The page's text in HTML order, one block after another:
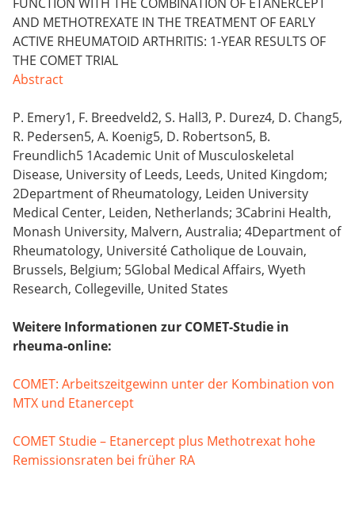
FUNCTION WITH THE COMBINATION OF ETANERCEPT
AND METHOTREXATE IN THE TREATMENT OF EARLY
ACTIVE RHEUMATOID ARTHRITIS: 1-YEAR RESULTS OF
THE COMET TRIAL
Abstract
P. Emery1, F. Breedveld2, S. Hall3, P. Durez4, D. Chang5,
R. Pedersen5, A. Koenig5, D. Robertson5, B.
Freundlich5 1Academic Unit of Musculoskeletal
Disease, University of Leeds, Leeds, United Kingdom;
2Department of Rheumatology, Leiden University
Medical Center, Leiden, Netherlands; 3Cabrini Health,
Monash University, Malvern, Australia; 4Department of
Rheumatology, Université Catholique de Louvain,
Brussels, Belgium; 5Global Medical Affairs, Wyeth
Research, Collegeville, United States
Weitere Informationen zur COMET-Studie in
rheuma-online:
COMET: Arbeitszeitgewinn unter der Kombination von
MTX und Etanercept
COMET Studie – Etanercept plus Methotrexat hohe
Remissionsraten bei früher RA